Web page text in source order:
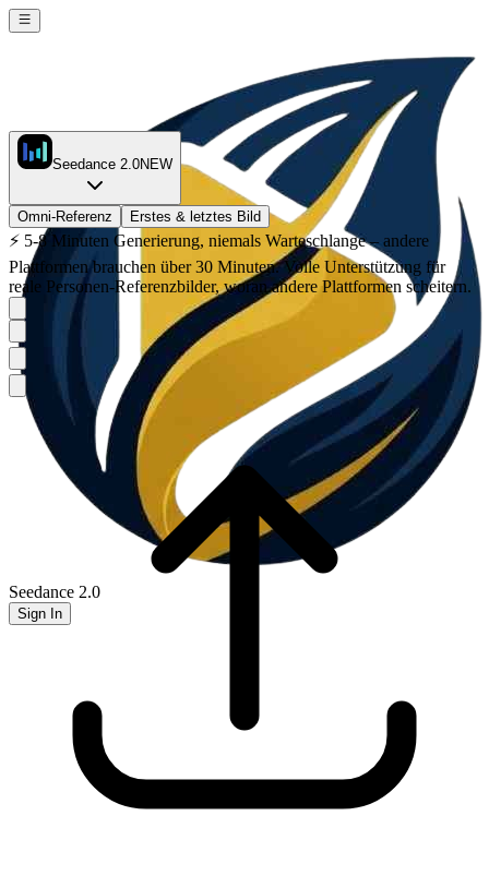
Seedance 2.0
Sign In
Seedance 2.0NEW
Omni-Referenz Erstes & letztes Bild
⚡ 5-8 Minuten Generierung, niemals Warteschlange – andere
Plattformen brauchen über 30 Minuten. Volle Unterstützung für
reale Personen-Referenzbilder, woran andere Plattformen scheitern.